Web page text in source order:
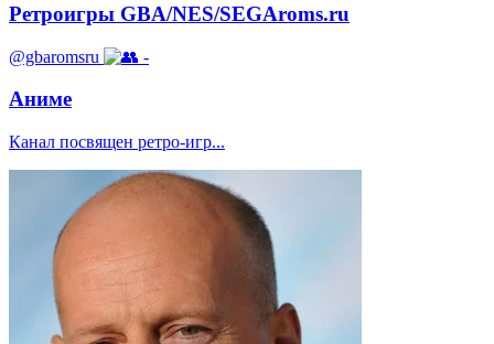
Ретроигры GBA/NES/SEGAroms.ru
@gbaromsru -
Аниме
Канал посвящен ретро-игр...